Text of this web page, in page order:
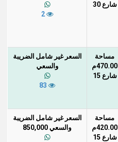
شارع 30
مساحة
470.00م
شارع 15
السعر غير شامل الضريبة
والسعي
مساحة
420.00م
شارع 15
السعر غير شامل الضريبة
والسعي 850,000